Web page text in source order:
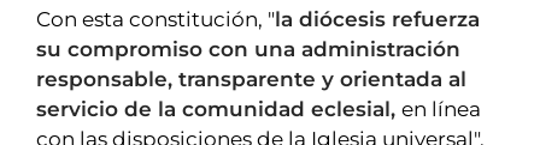
Con esta constitución, "la diócesis refuerza
su compromiso con una administración
responsable, transparente y orientada al
servicio de la comunidad eclesial, en línea
con las disposiciones de la Iglesia universal".